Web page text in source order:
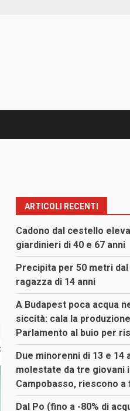
ARTICOLI RECENTI
Cadono dal cestello
giardinieri di 40 e 67 anni
Precipita per 50 metri
ragazza di 14 anni
A Budapest poca acqua
siccità: cala la
Parlamento al buio per
Due minorenni di 13 e 14
molestate da tre giovani
Campobasso, riescono
Dal Po (fino a -80% di